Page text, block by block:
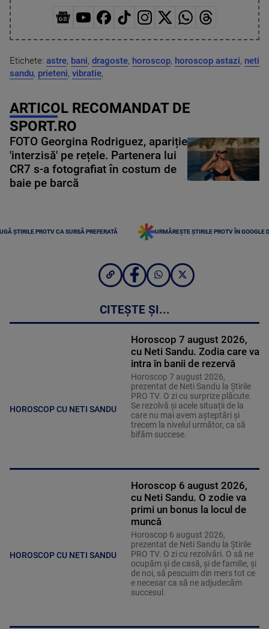
Etichete: astre, bani, dragoste, horoscop, horoscop astazi, neti
sandu, prieteni, vibratie,
ARTICOL RECOMANDAT DE
SPORT.RO
FOTO Georgina Rodriguez, apariție
'interzisă' pe rețele. Partenera lui
CR7 s-a fotografiat în costum de
baie pe barcă
ȘTIRILE PROTV CA SURSĂ PREFERATĂ URMĂREȘTE ȘTIRILE PROTV ÎN GOOGLE
CITEȘTE ȘI...
HOROSCOP CU NETI SANDU
Horoscop 7 august 2026,
cu Neti Sandu. Zodia care va
intra în banii de rezervă
Horoscop 7 august 2026,
prezentat de Neti Sandu la Știrile
PRO TV. O zi cu surprize plăcute.
Se rezolvă și acele situații de la
care nu mai avem așteptări și
trecem la nivelul următor, ca să
bifăm succese.
HOROSCOP CU NETI SANDU
Horoscop 6 august 2026,
cu Neti Sandu. O zodie va
primi un bonus la locul de
muncă
Horoscop 6 august 2026,
prezentat de Neti Sandu la Știrile
PRO TV. O zi cu rezolvări. O să ne
ocupăm și de casă, și de familie, și
de noi, să pescuim din mers tot ce
e necesar ca să ne adjudecăm
succesul.